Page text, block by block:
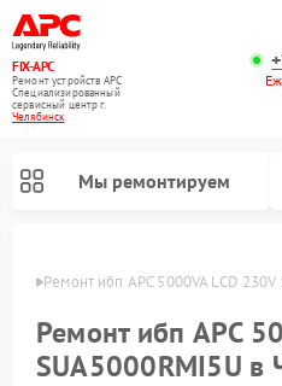
FIX-APC
Ремонт устройств APC
Специализированный
cервисный центр г.
Челябинск
Мы ремонтируем
Ремонт ибп APC 5000VA LCD
Ремонт ибп APC
SUA5000RMI5U в